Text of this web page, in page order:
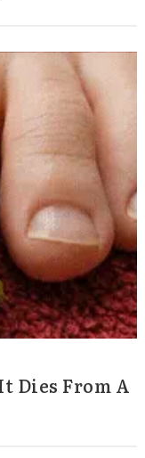
Dies From A